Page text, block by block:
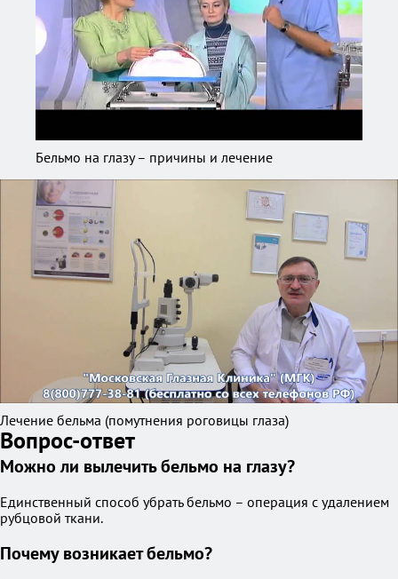
Бельмо на глазу – причины и лечение
Лечение бельма (помутнения роговицы глаза)
Вопрос-ответ
Можно ли вылечить бельмо на глазу?
Единственный способ убрать бельмо – операция с удалением
рубцовой ткани.
Почему возникает бельмо?